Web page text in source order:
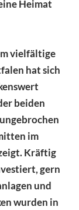
Heimat
vielfältige
hat sich
beiden
im
Kräftig
gern
und
wurden in